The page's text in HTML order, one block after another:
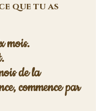
que tu as
mois.
de la
commence par